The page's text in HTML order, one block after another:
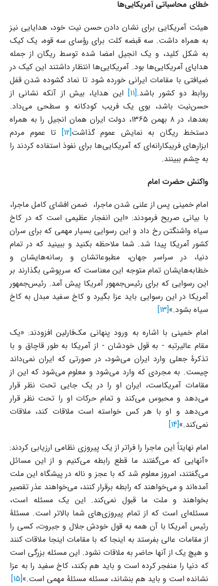
خطای محاسباتی آمریکایی‌ها
هیئت آمریکایی برای نشان دادن حسن نیت خود، هدایایی نیز
به همراه داشت. سه قبضه کلت برای رؤسای سه قوه، یک کیک
به شکل کلید، و یک انجیل امضا شده توسط ریگان از جمله
هدایای آمریکایی‌ها بود. آمریکایی‌ها انتظار داشتند این کیک در
ضیافتی با مقامات ایرانی خورده شود تا نماد گشوده شدن قفل
روابط دو کشور باشد.[11] این هدایا، بیش از آنکه نشانی از
حسن‌نیت باشد، بوی یک فریب کودکانه و سطحی می‌داد.
بعدها، در ۸ بهمن ۱۳۶۵، دولت ایران همان انجیل را به همراه
دستخط ریگان به نمایش عموم گذاشت[12]
تا عموم مردم
ابزارهای فریبکارانه‌ای که آمریکایی‌ها برای نفوذ استفاده کردند را
به چشم ببینند.
واکنش حضرت امام
امام خمینی پس از علنی شدن ماجرا، ضمن افشای کامل ماجرا،
با بیانی صریح فرمودند: «این انفجار عظیمی است که در کاخ
سیاه واشنگتن رخ داد و این رسوایی بسیار مهمی که برای سران
کشور آمریکا پیدا شد. شما ملاحظه بکنید و ببینید که در تمام
دنیا، در سراسر جهان، مطبوعاتشان و رسانه‌هایشان و
خطابه‌هایشان تمام متوجه این معناست که سرپوشی بگذارند بر
این رسوایی که برای رئیس‌جمهور آمریکا پیش آمد. رئیس‌جمهور
آمریکا در این رسوایی باید عزا بگیرد و کاخ سفید مبدل به کاخ
سیاه بشود.»[13]
امام خمینی با اشاره به ورود پنهانی مک‌فارلین افزودند: «یک
مقام عالیرتبه - به قول خودشان - از آمریکا به طور قاچاق و با
تذکرۀ جعلی وارد ایران می‌شود، در صورتی که ایران نمی‌داند
چیست. به مجردی که وارد می‌شود و معلوم می‌شود که این از
مقامات آمریکاست، ایران او را در یک جایی تحت نظر قرار
می‌دهد و محبوس می‌کند و تمام حرکات او را تحت نظر قرار
می‌دهد و او با هر کس خواسته است ملاقات کند، ملاقات
نمی‌کند.»[14]
امام نهایتاً این ماجرا را فراتر از یک پیروزی نظامی ارزیابی کردند:
«آنهایی که می‌گفتند ما قطع رابطه می‌کنیم و از این مسائل
می‌گفتند، امروز معلوم شد که با عجز و ناله در پیشگاه این ملت
آمده‌اند و می‌خواهند که رابطه برقرار کنند، می‌خواهند عذر تقصیر
بخواهند و ملت ما قبول نمی‌کند. این یک مسئله است،
مسئله‌ای است که از تمام پیروزی‌های شما بالاتر است. مسئلۀ
رئیس آمریکا با آن همه به قول خودش جلال و جبروت، کسی را
از مقامات عالی بفرستد به اینجا که با مقامات اینجا ملاقات کنند
و هیچ یک از آنها حاضر به ملاقات نشود. این مسئله بزرگی است
که دنیا را منفجر کرده است و باید هم بکند، کاخ سفید را به عزا
نشانده است و باید هم بنشاند، مسئله مسئلۀ مهمی است.»[15]